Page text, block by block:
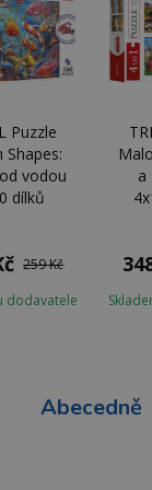
Puzzle
Shapes:
vodou
dílků
259 Kč
dodavatele
a
Abecedně